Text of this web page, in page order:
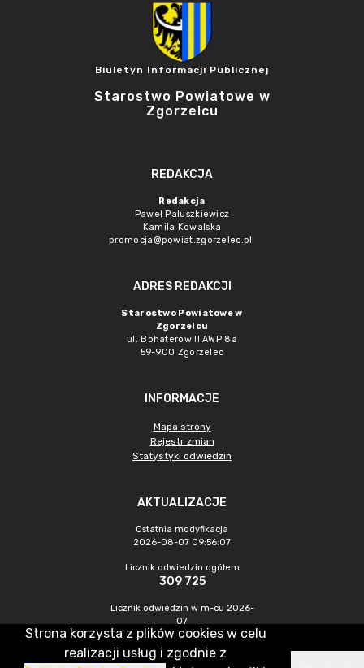
Biuletyn Informacji Publicznej
Starostwo Powiatowe w
Zgorzelcu
REDAKCJA
Redakcja
Paweł Paluszkiewicz
Kamila Kowalska
promocja@powiat.zgorzelec.pl
ADRES REDAKCJI
Starostwo Powiatowe w
Zgorzelcu
ul. Bohaterów II AWP 8a
59-900 Zgorzelec
INFORMACJE
Mapa strony
Rejestr zmian
Statystyki odwiedzin
AKTUALIZACJE
Ostatnia modyfikacja
2026-08-07 09:56:07
Licznik odwiedzin ogółem
309 725
Licznik odwiedzin w m-cu 2026-
07
423
Strona korzysta z plików cookies w celu
realizacji usług i zgodnie z